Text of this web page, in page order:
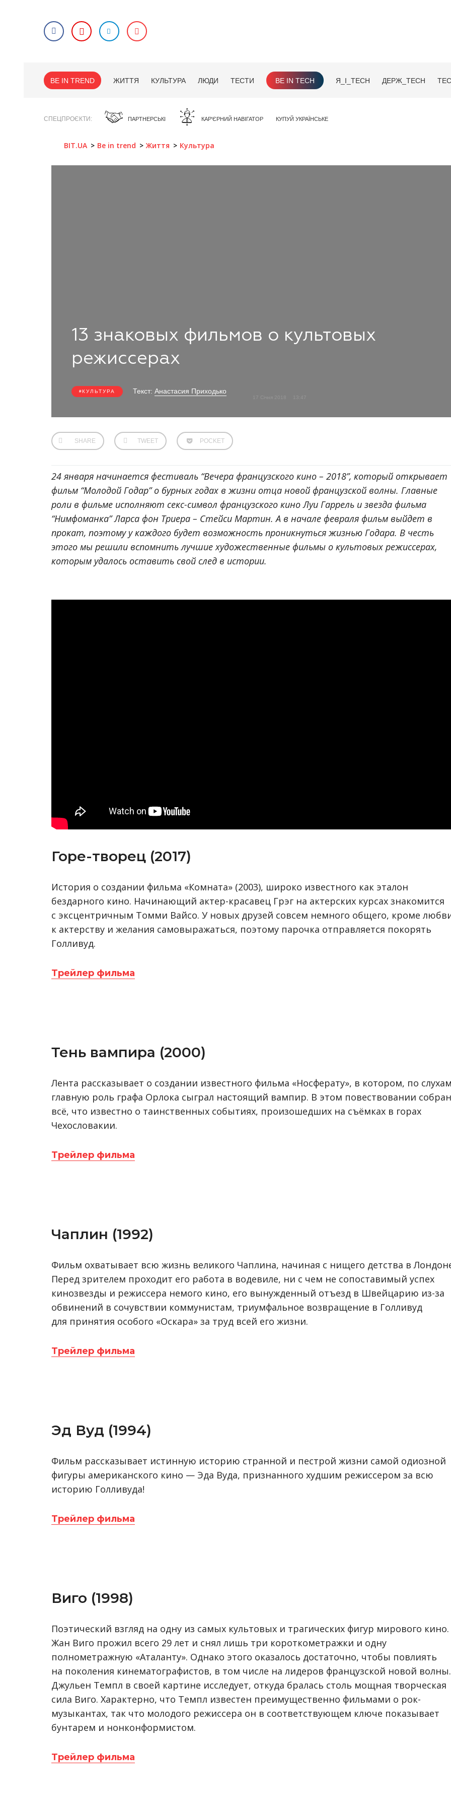
BE IN TREND ЖИТТЯ КУЛЬТУРА ЛЮДИ ТЕСТИ BE IN TECH Я_І_TECH ДЕРЖ_TECH
СПЕЦПРОЄКТИ ПАРТНЕРСЬКІ КАР'ЄРНИЙ НАВІГАТОР КУПУЙ УКРАЇНСЬКЕ
BIT.UA Be in trend Життя Культура
13 знаковых фильмов о культовых
режиссерах
КУЛЬТУРА Текст: Анастасия Приходько
17 Січня 2018 13:47
SHARE TWEET POCKET
24 января начинается фестиваль “Вечера французского кино – 2018”, который открывает
фильм “Молодой Годар” о бурных годах в жизни отца новой французской волны. Главные
роли в фильме исполняют секс-символ французского кино Луи Гаррель и звезда фильма
“Нимфоманка” Ларса фон Триера – Стейси Мартин. А в начале февраля фильм выйдет в
прокат, поэтому у каждого будет возможность проникнуться жизнью Годара. В честь
этого мы решили вспомнить лучшие художественные фильмы о культовых режиссерах,
которым удалось оставить свой след в истории.
Горе-творец (2017)
История о создании фильма «Комната» (2003), широко известного как эталон
бездарного кино. Начинающий актер-красавец Грэг на актерских курсах знакомится
с эксцентричным Томми Вайсо. У новых друзей совсем немного общего, кроме
к актерству и желания самовыражаться, поэтому парочка отправляется покорять
Голливуд.
Трейлер фильма
Тень вампира (2000)
Лента рассказывает о создании известного фильма «Носферату», в котором, по
главную роль графа Орлока сыграл настоящий вампир. В этом повествовании
всё, что известно о таинственных событиях, произошедших на съёмках в горах
Чехословакии.
Трейлер фильма
Чаплин (1992)
Фильм охватывает всю жизнь великого Чаплина, начиная с нищего детства в
Перед зрителем проходит его работа в водевиле, ни с чем не сопоставимый успех
кинозвезды и режиссера немого кино, его вынужденный отъезд в Швейцарию из-за
обвинений в сочувствии коммунистам, триумфальное возвращение в Голливуд
для принятия особого «Оскара» за труд всей его жизни.
Трейлер фильма
Эд Вуд (1994)
Фильм рассказывает истинную историю странной и пестрой жизни самой одиозной
фигуры американского кино — Эда Вуда, признанного худшим режиссером за всю
историю Голливуда!
Трейлер фильма
Виго (1998)
Поэтический взгляд на одну из самых культовых и трагических фигур мирового кино.
Жан Виго прожил всего 29 лет и снял лишь три короткометражки и одну
полнометражную «Аталанту». Однако этого оказалось достаточно, чтобы повлиять
на поколения кинематографистов, в том числе на лидеров французской новой волны.
Джульен Темпл в своей картине исследует, откуда бралась столь мощная творческая
сила Виго. Характерно, что Темпл известен преимущественно фильмами о рок-
музыкантах, так что молодого режиссера он в соответствующем ключе показывает
бунтарем и нонконформистом.
Трейлер фильма